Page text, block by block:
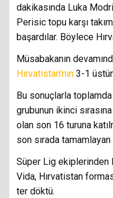
dakikasında Luka
Perisic topu karşı
başardılar. Böylece
Müsabakanın
Hırvatistan’nın 3-1
Bu sonuçlarla
grubunun ikinci
olan son 16 turuna
son sırada
Süper Lig ekiplerinden
Vida, Hırvatistan
ter döktü.